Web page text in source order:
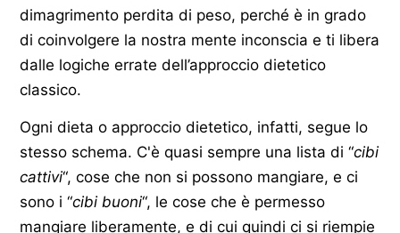
dimagrimento perdita di peso, perché è in grado
di coinvolgere la nostra mente inconscia e ti libera
dalle logiche errate dell’approccio dietetico
classico.
Ogni dieta o approccio dietetico, infatti, segue lo
stesso schema. C'è quasi sempre una lista di “cibi
cattivi“, cose che non si possono mangiare, e ci
sono i “cibi buoni“, le cose che è permesso
mangiare liberamente, e di cui quindi ci si riempie